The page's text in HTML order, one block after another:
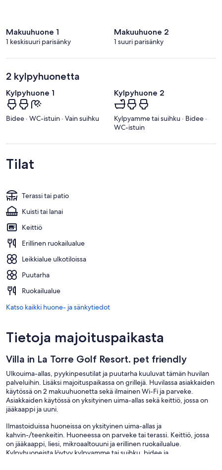
Makuuhuone 1
1 keskisuuri parisänky
Makuuhuone 2
1 suuri parisänky
2 kylpyhuonetta
Kylpyhuone 1
Bidee · WC-istuin · Vain suihku
Kylpyhuone 2
Kylpyamme tai suihku · Bidee ·
WC-istuin
Tilat
Terassi tai patio
Kuisti tai lanai
Keittiö
Erillinen ruokailualue
Leikkialue ulkotiloissa
Puutarha
Ruokailualue
Katso kaikki huone- ja sänkytiedot
Tietoja majoituspaikasta
Villa in La Torre Golf Resort. pet friendly
Ulkouima-allas, pyykinpesutilat ja puutarha kuuluvat tämän huvilan
palveluihin. Lisäksi majoituspaikassa on grillejä. Huvilassa asiakkaiden
käytössä on 2 makuuhuonetta sekä ilmainen Wi-Fi ja parveke.
Asiakkaiden käytössä on yksityinen uima-allas sekä keittiö, jossa on
jääkaappi ja uuni.
Ilmastoiduissa huoneissa on yksityinen uima-allas ja
kahvin-/teenkeitin. Huoneessa on parveke tai terassi. Keittiö, jossa
on jääkaappi, liesi, mikroaaltouuni ja erillinen ruokailualue.
Kylpyhuoneista löytyy kylpyamme tai suihku, bidee ja